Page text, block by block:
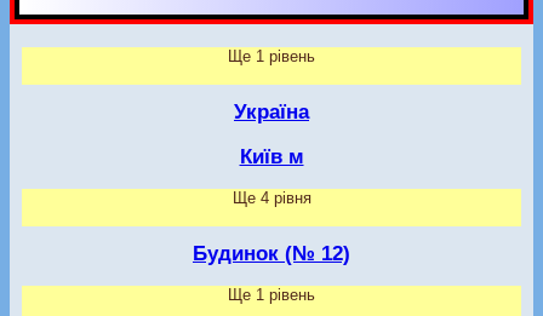
Ще 1 рівень
Україна
Київ м
Ще 4 рівня
Будинок (№ 12)
Ще 1 рівень